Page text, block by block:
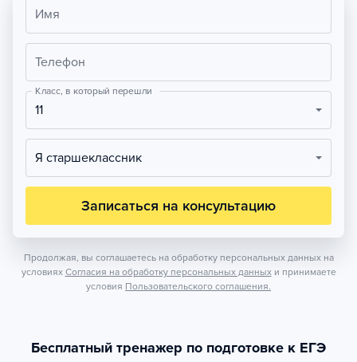
Имя
Телефон
Класс, в который перешли
11
Я старшеклассник
Записаться на консультацию
Продолжая, вы соглашаетесь на обработку персональных данных на
условиях Согласия на обработку персональных данных и принимаете
условия Пользовательского соглашения.
Бесплатный тренажер по подготовке к ЕГЭ